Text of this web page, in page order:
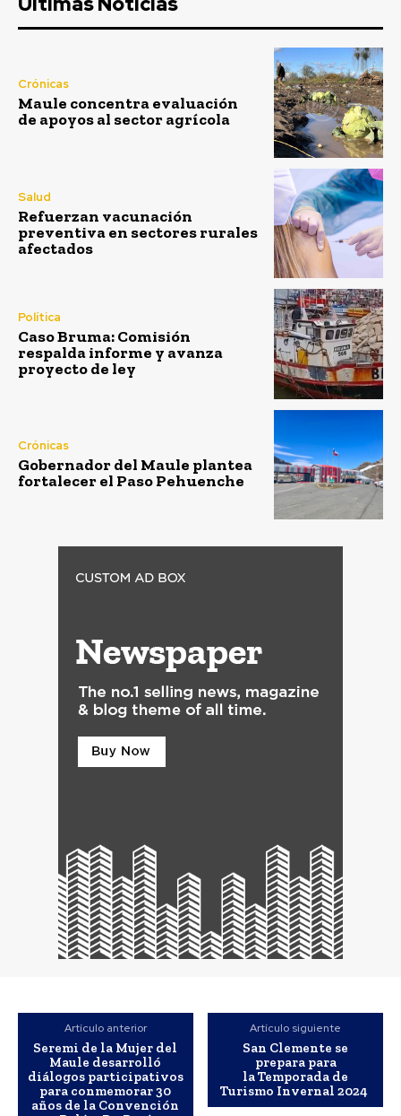
Crónicas
Maule concentra evaluación
de apoyos al sector agrícola
Salud
Refuerzan vacunación
preventiva en sectores rurales
afectados
Política
Caso Bruma: Comisión
respalda informe y avanza
proyecto de ley
Crónicas
Gobernador del Maule plantea
fortalecer el Paso Pehuenche
Artículo anterior
Seremi de la Mujer del
Maule desarrolló
diálogos participativos
para conmemorar 30
años de la Convención
Artículo siguiente
San Clemente se
prepara para
la Temporada de
Turismo Invernal 2024